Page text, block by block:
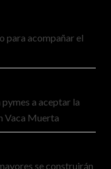
para acompañar el
a aceptar la
Vaca Muerta
se construirán